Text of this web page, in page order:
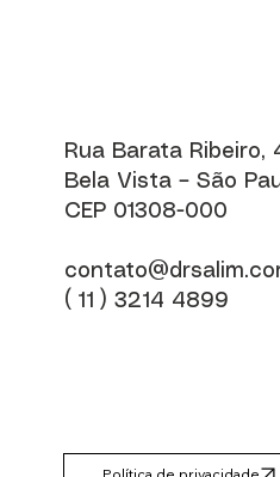
Rua Barata Ribeiro,
Bela Vista – São
CEP 01308-000
( 11 ) 3214 4899